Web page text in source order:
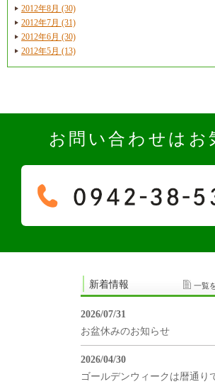
2012年8月 (30)
2012年7月 (31)
2012年6月 (30)
2012年5月 (13)
お問い合わせはお
新着情報 一覧
2026/07/31
お盆休みのお知らせ
2026/04/30
ゴールデンウィークは暦通り